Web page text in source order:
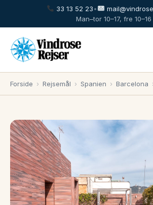
33 13 52 23•
Man–tor 10–17, fre 10–16
Forside › Rejsemål › Spanien › Barcelona